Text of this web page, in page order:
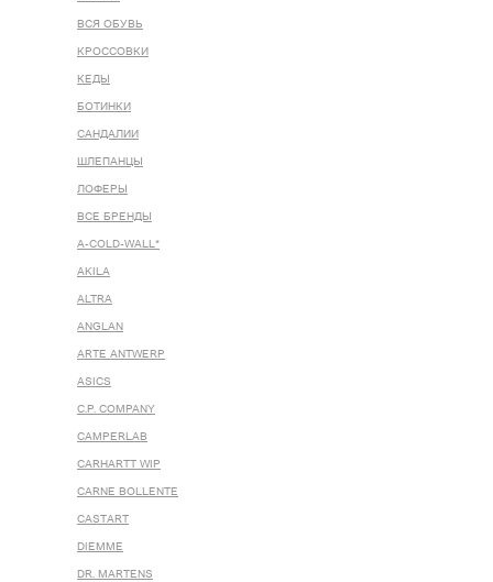
ВСЯ ОБУВЬ
КРОССОВКИ
КЕДЫ
БОТИНКИ
САНДАЛИИ
ШЛЕПАНЦЫ
ЛОФЕРЫ
ВСЕ БРЕНДЫ
A-COLD-WALL*
AKILA
ALTRA
ANGLAN
ARTE ANTWERP
ASICS
C.P. COMPANY
CAMPERLAB
CARHARTT WIP
CARNE BOLLENTE
CASTART
DIEMME
DR. MARTENS